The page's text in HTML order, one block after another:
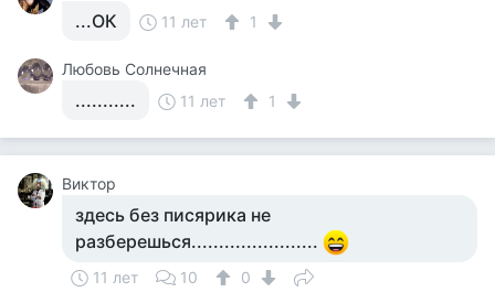
...ОК 11 лет 1
Любовь Солнечная
........... 11 лет 1
Виктор
здесь без писярика не
разберешься.......................
11 лет 10
0